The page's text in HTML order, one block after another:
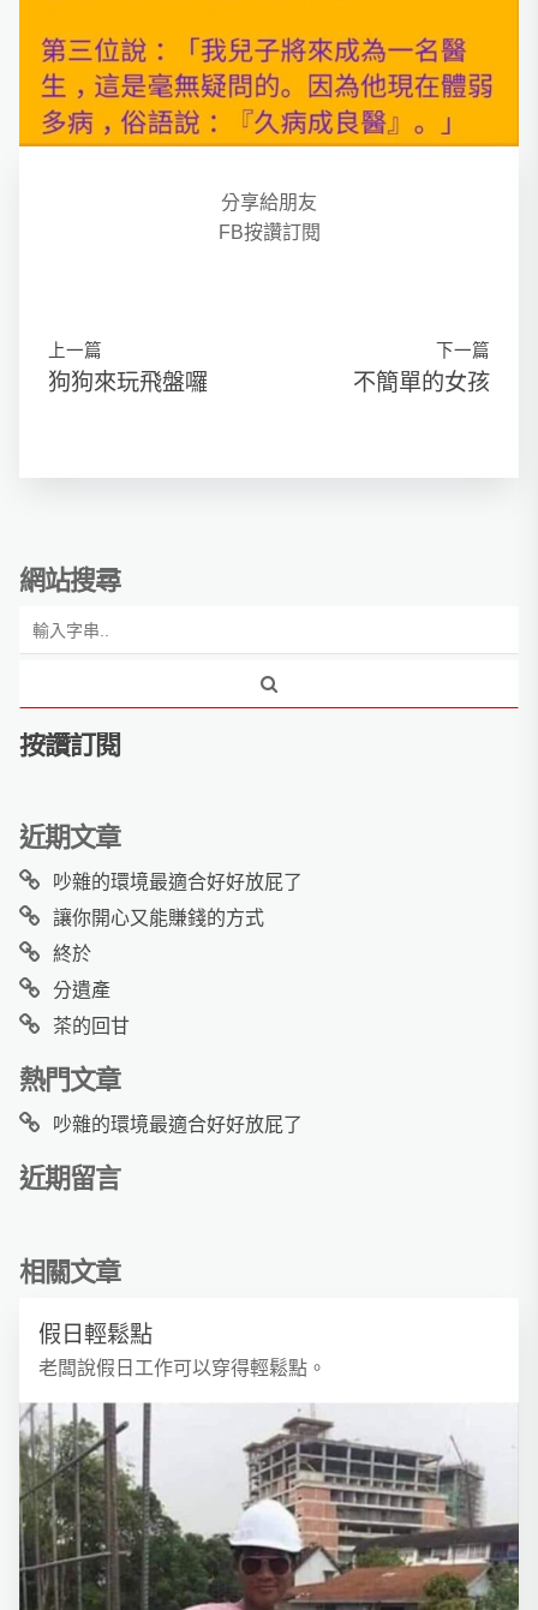
分享給朋友
FB按讚訂閱
上一篇
狗狗來玩飛盤囉
下一篇
不簡單的女孩
網站搜尋
按讚訂閱
近期文章
吵雜的環境最適合好好放屁了
讓你開心又能賺錢的方式
終於
分遺產
茶的回甘
熱門文章
吵雜的環境最適合好好放屁了
近期留言
相關文章
假日輕鬆點
老闆說假日工作可以穿得輕鬆點。